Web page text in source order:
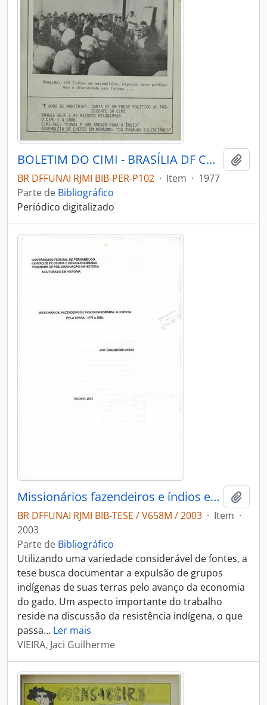
BOLETIM DO CIMI - BRASÍLIA DF CONSELHO INDIGENISTA MISSIONÁRIO - 1977 - Nº34
BR DFFUNAI RJMI BIB-PER-P102 · Item · 1977
Parte de Bibliográfico
Periódico digitalizado
Missionários fazendeiros e índios em roraima:: a disputa pela terra 1777 a 1980
BR DFFUNAI RJMI BIB-TESE / V658M / 2003 · Item ·
2003
Parte de Bibliográfico
Utilizando uma variedade considerável de fontes, a
tese busca documentar a expulsão de grupos
indígenas de suas terras pelo avanço da economia
do gado. Um aspecto importante do trabalho
reside na discussão da resistência indígena, o que
passa… Ler mais
VIEIRA, Jaci Guilherme